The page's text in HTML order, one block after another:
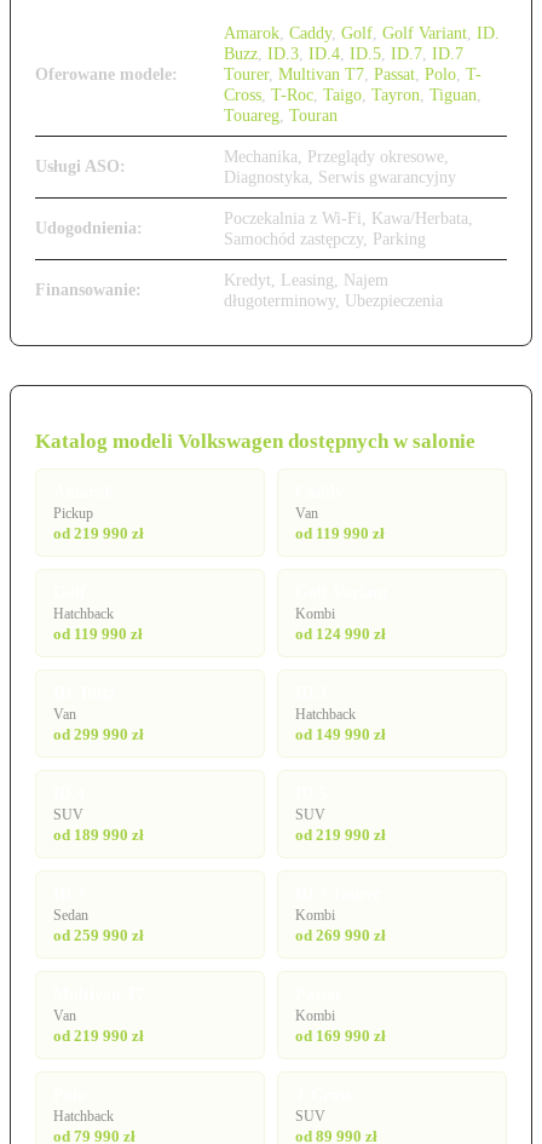
Oferowane modele:
Amarok Caddy, Golf Golf Variant ID.
Buzz ID.3 ID.4 ID.5 ID.7 ID.7
Tourer, Multivan T7 Passat Polo T-
Cross T-Roc Taigo Tayron Tiguan
Touareg Touran
Usługi ASO:
Mechanika, Przeglądy okresowe,
Diagnostyka, Serwis gwarancyjny
Udogodnienia:
Poczekalnia z Wi-Fi, Kawa/Herbata,
Samochód zastępczy, Parking
Finansowanie:
Kredyt, Leasing, Najem
długoterminowy, Ubezpieczenia
Katalog modeli Volkswagen dostępnych w salonie
Pickup
od 219 990 zł
Van
od 119 990 zł
Hatchback
od 119 990 zł
Kombi
od 124 990 zł
Van
od 299 990 zł
Hatchback
od 149 990 zł
SUV
od 189 990 zł
SUV
od 219 990 zł
Sedan
od 259 990 zł
Kombi
od 269 990 zł
Van
od 219 990 zł
Kombi
od 169 990 zł
Hatchback
od 79 990 zł
SUV
od 89 990 zł